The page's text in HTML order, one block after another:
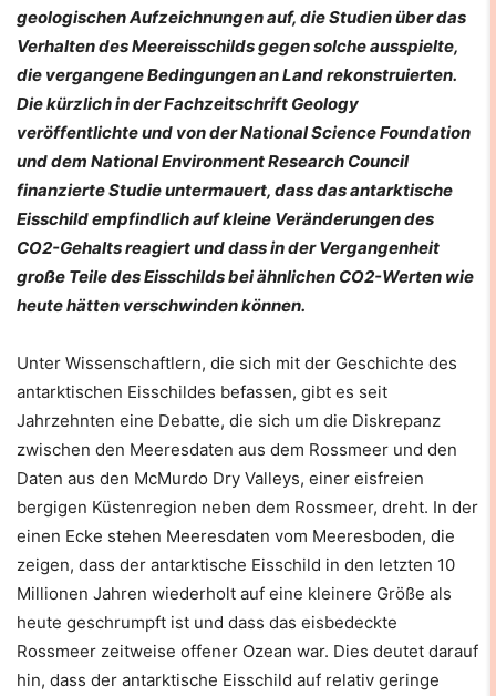
geologischen Aufzeichnungen auf, die Studien über das
Verhalten des Meereisschilds gegen solche ausspielte,
die vergangene Bedingungen an Land rekonstruierten.
Die kürzlich in der Fachzeitschrift Geology
veröffentlichte und von der National Science Foundation
und dem National Environment Research Council
finanzierte Studie untermauert, dass das antarktische
Eisschild empfindlich auf kleine Veränderungen des
CO2-Gehalts reagiert und dass in der Vergangenheit
große Teile des Eisschilds bei ähnlichen CO2-Werten wie
heute hätten verschwinden können.
Unter Wissenschaftlern, die sich mit der Geschichte des
antarktischen Eisschildes befassen, gibt es seit
Jahrzehnten eine Debatte, die sich um die Diskrepanz
zwischen den Meeresdaten aus dem Rossmeer und den
Daten aus den McMurdo Dry Valleys, einer eisfreien
bergigen Küstenregion neben dem Rossmeer, dreht. In der
einen Ecke stehen Meeresdaten vom Meeresboden, die
zeigen, dass der antarktische Eisschild in den letzten 10
Millionen Jahren wiederholt auf eine kleinere Größe als
heute geschrumpft ist und dass das eisbedeckte
Rossmeer zeitweise offener Ozean war. Dies deutet darauf
hin, dass der antarktische Eisschild auf relativ geringe